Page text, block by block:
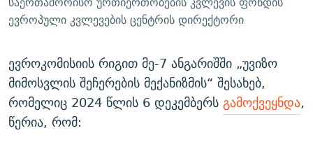
ევროპული კვლევების ცენტრის დირექტორი
ევროკომისიის რიგით მე-7 ანგარიშში „უვიზო
მიმოსვლის შეჩერების მექანიზმის“ შესახებ,
რომელიც 2024 წლის 6 დეკემბერსგამოქვეყნდა,
წერია, რომ: